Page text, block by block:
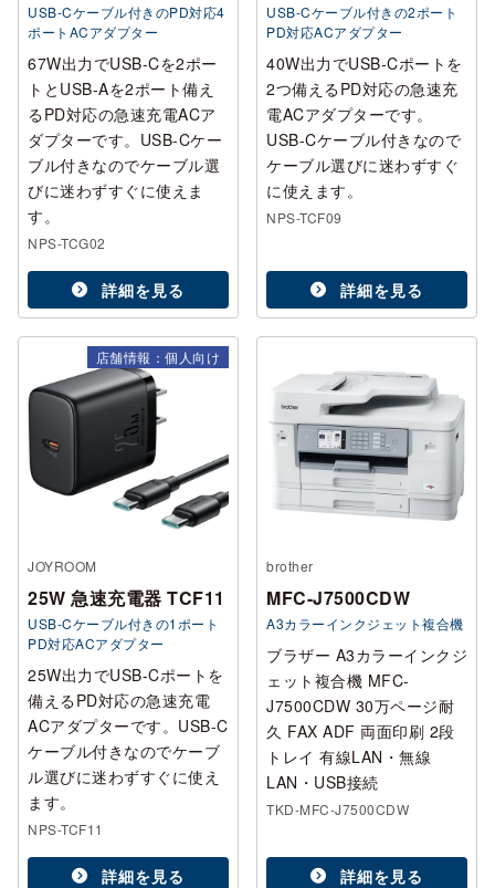
USB-Cケーブル付きのPD対応4
ポートACアダプター
67W出力でUSB-Cを2ポー
トとUSB-Aを2ポート備え
るPD対応の急速充電ACア
ダプターです。USB-Cケー
ブル付きなのでケーブル選
びに迷わずすぐに使えま
す。
NPS-TCG02
詳細を見る
USB-Cケーブル付きの2ポート
PD対応ACアダプター
40W出力でUSB-Cポートを
2つ備えるPD対応の急速充
電ACアダプターです。
USB-Cケーブル付きなので
ケーブル選びに迷わずすぐ
に使えます。
NPS-TCF09
詳細を見る
店舗情報：個人向け
JOYROOM
25W 急速充電器 TCF11
USB-Cケーブル付きの1ポート
PD対応ACアダプター
25W出力でUSB-Cポートを
備えるPD対応の急速充電
ACアダプターです。USB-C
ケーブル付きなのでケーブ
ル選びに迷わずすぐに使え
ます。
NPS-TCF11
詳細を見る
brother
MFC-J7500CDW
A3カラーインクジェット複合機
ブラザー A3カラーインクジ
ェット複合機 MFC-
J7500CDW 30万ページ耐
久 FAX ADF 両面印刷 2段
トレイ 有線LAN・無線
LAN・USB接続
TKD-MFC-J7500CDW
詳細を見る